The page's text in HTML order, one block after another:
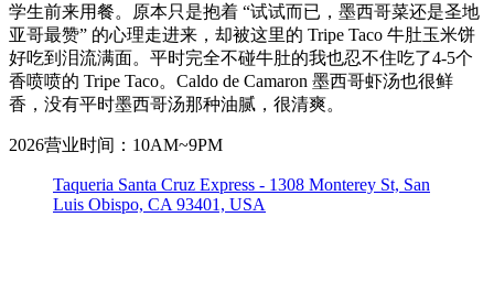
学生前来用餐。原本只是抱着 “试试而已，墨西哥菜还是圣地
亚哥最赞” 的心理走进来，却被这里的 Tripe Taco 牛肚玉米饼
好吃到泪流满面。平时完全不碰牛肚的我也忍不住吃了4-5个
香喷喷的 Tripe Taco。Caldo de Camaron 墨西哥虾汤也很鲜
香，没有平时墨西哥汤那种油腻，很清爽。
2026营业时间：10AM~9PM
Taqueria Santa Cruz Express - 1308 Monterey St, San
Luis Obispo, CA 93401, USA